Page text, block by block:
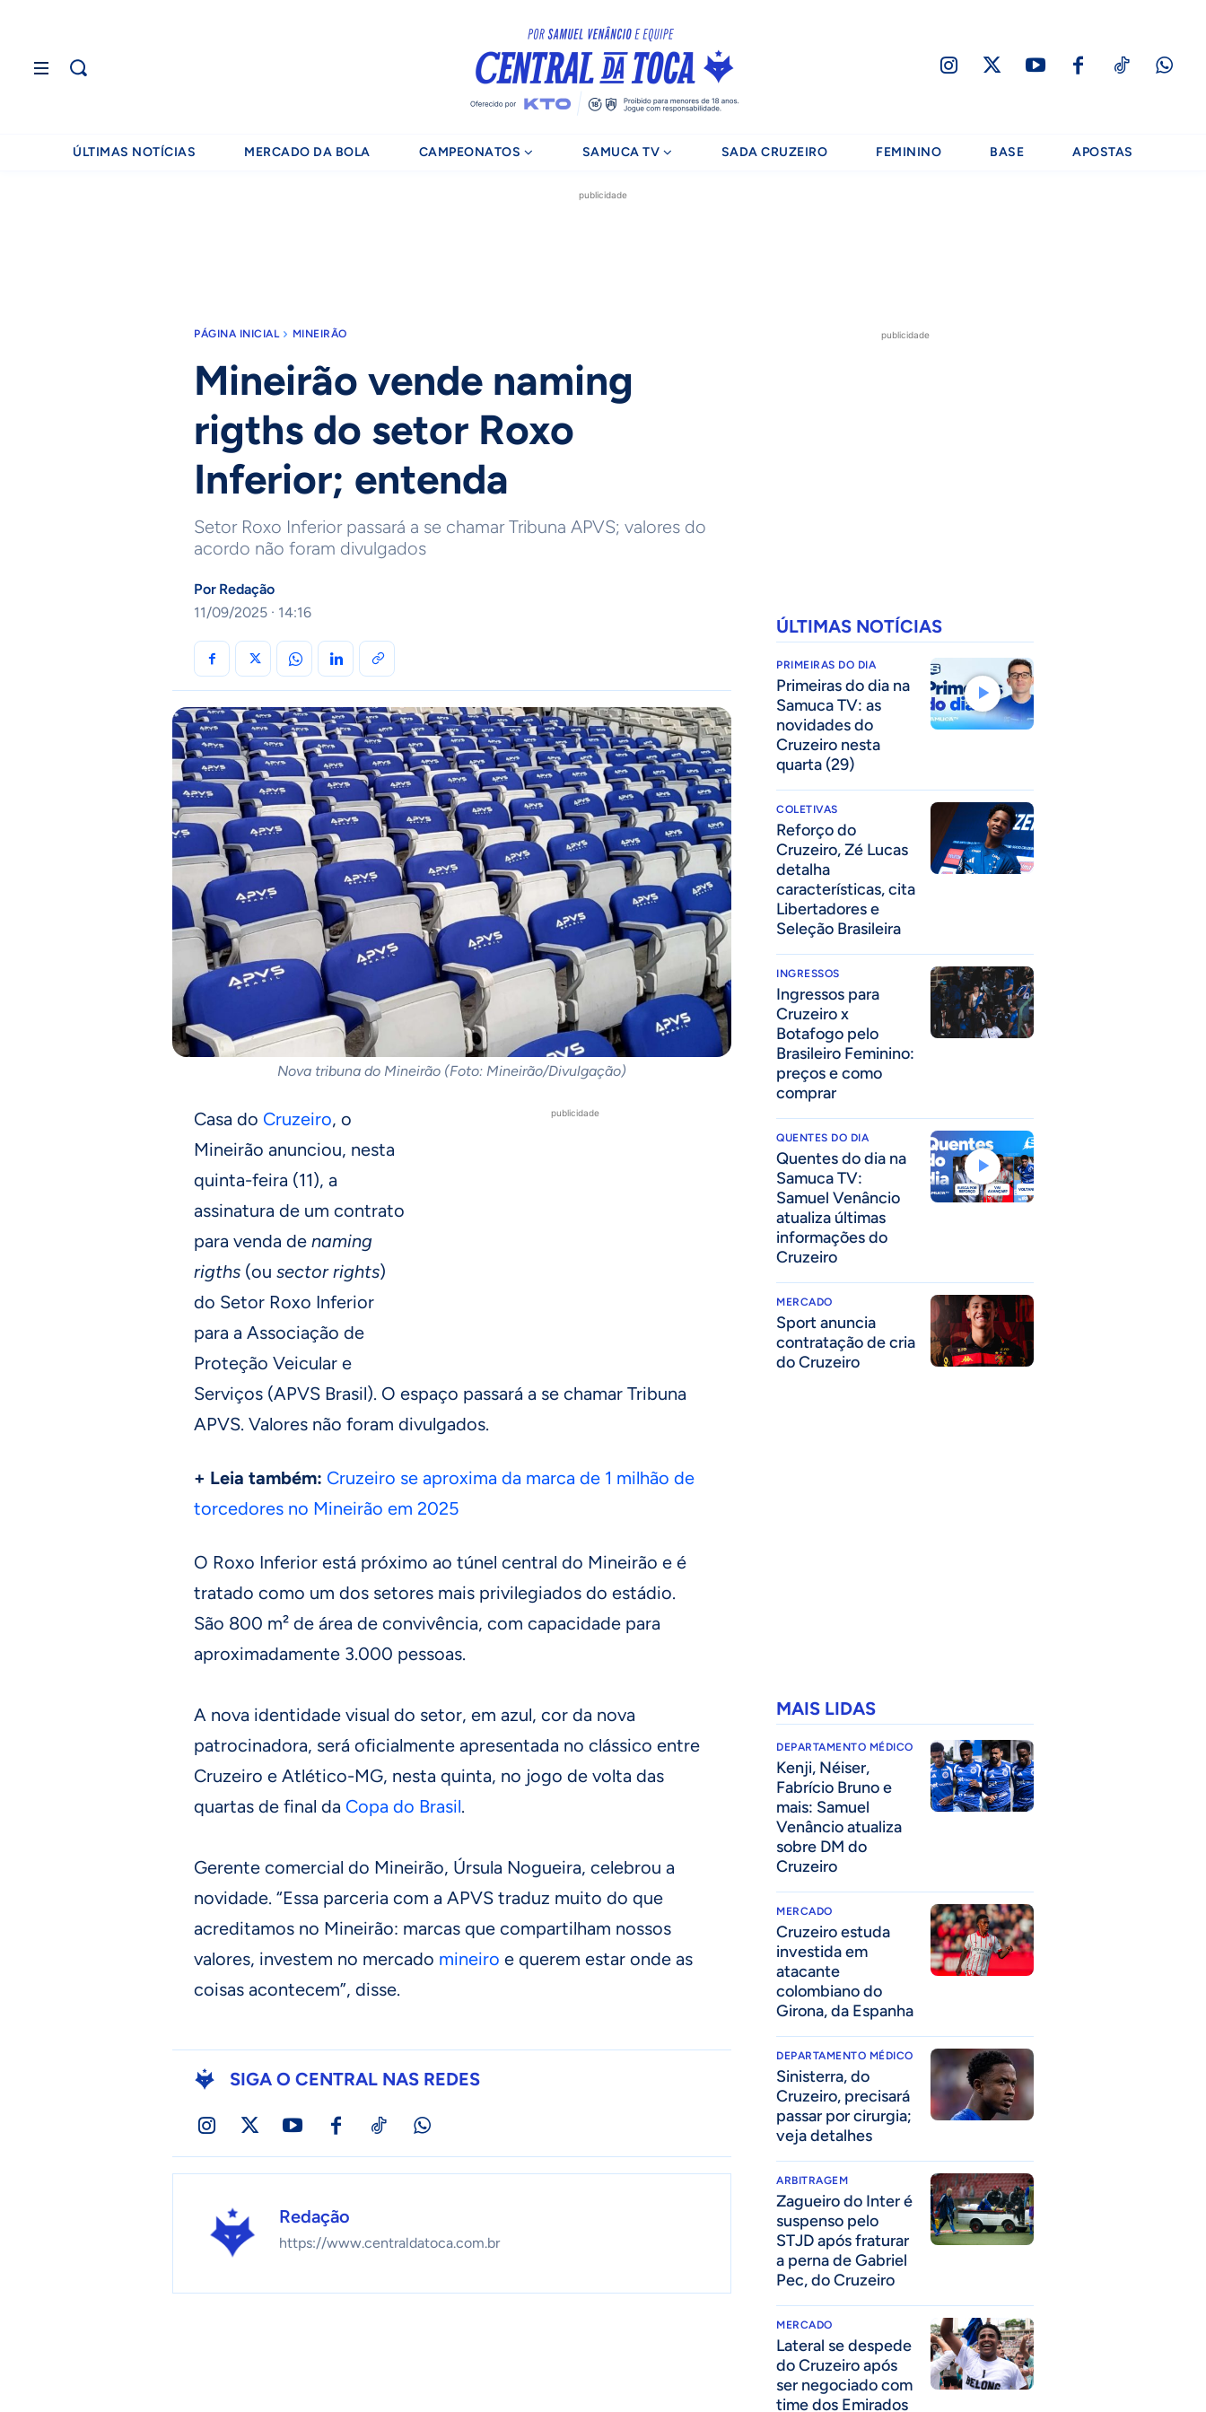
ÚLTIMAS NOTÍCIAS MERCADO DA BOLA CAMPEONATOS SAMUCA TV SADA CRUZEIRO FEMININO BASE APOSTAS
publicidade
PÁGINA INICIAL MINEIRÃO
Mineirão vende naming
rigths do setor Roxo
Inferior; entenda
Setor Roxo Inferior passará a se chamar Tribuna APVS; valores do
acordo não foram divulgados
Por Redação
11/09/2025 · 14:16
Nova tribuna do Mineirão (Foto: Mineirão/Divulgação)
publicidade
Casa do Cruzeiro, o
Mineirão anunciou, nesta
quinta-feira (11), a
assinatura de um contrato
para venda de naming
rigths (ou sector rights)
do Setor Roxo Inferior
para a Associação de
Proteção Veicular e
Serviços (APVS Brasil). O espaço passará a se chamar Tribuna
APVS. Valores não foram divulgados.
+ Leia também: Cruzeiro se aproxima da marca de 1 milhão de
torcedores no Mineirão em 2025
O Roxo Inferior está próximo ao túnel central do Mineirão e é
tratado como um dos setores mais privilegiados do estádio.
São 800 m² de área de convivência, com capacidade para
aproximadamente 3.000 pessoas.
A nova identidade visual do setor, em azul, cor da nova
patrocinadora, será oficialmente apresentada no clássico entre
Cruzeiro e Atlético-MG, nesta quinta, no jogo de volta das
quartas de final da Copa do Brasil.
Gerente comercial do Mineirão, Úrsula Nogueira, celebrou a
novidade. “Essa parceria com a APVS traduz muito do que
acreditamos no Mineirão: marcas que compartilham nossos
valores, investem no mercado mineiro e querem estar onde as
coisas acontecem”, disse.
SIGA O CENTRAL NAS REDES
Redação
https://www.centraldatoca.com.br
publicidade
ÚLTIMAS NOTÍCIAS
PRIMEIRAS DO DIA
Primeiras do dia na
Samuca TV: as
novidades do
Cruzeiro nesta
quarta (29)
COLETIVAS
⁠Reforço do
Cruzeiro, Zé Lucas
detalha
características, cita
Libertadores e
Seleção Brasileira
INGRESSOS
Ingressos para
Cruzeiro x
Botafogo pelo
Brasileiro Feminino:
preços e como
comprar
QUENTES DO DIA
Quentes do dia na
Samuca TV:
Samuel Venâncio
atualiza últimas
informações do
Cruzeiro
MERCADO
Sport anuncia
contratação de cria
do Cruzeiro
MAIS LIDAS
DEPARTAMENTO MÉDICO
Kenji, Néiser,
Fabrício Bruno e
mais: Samuel
Venâncio atualiza
sobre DM do
Cruzeiro
MERCADO
Cruzeiro estuda
investida em
atacante
colombiano do
Girona, da Espanha
DEPARTAMENTO MÉDICO
Sinisterra, do
Cruzeiro, precisará
passar por cirurgia;
veja detalhes
ARBITRAGEM
Zagueiro do Inter é
suspenso pelo
STJD após fraturar
a perna de Gabriel
Pec, do Cruzeiro
MERCADO
Lateral se despede
do Cruzeiro após
ser negociado com
time dos Emirados